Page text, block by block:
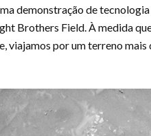
demonstração de
Brothers Field. À medida
viajamos por um terreno